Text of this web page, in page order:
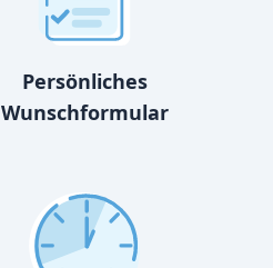
Persönliches
Wunschformular